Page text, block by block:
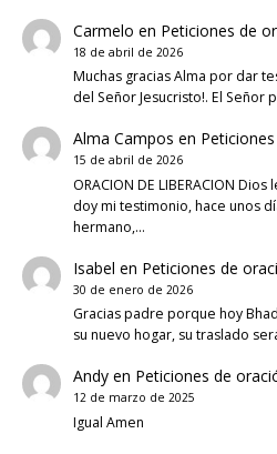
Carmelo en Peticiones de
18 de abril de 2026
Muchas gracias Alma por dar
del Señor Jesucristo!. El
Alma Campos en
15 de abril de 2026
ORACION DE LIBERACION
doy mi testimonio, hace unos
hermano,…
Isabel en Peticiones de
30 de enero de 2026
Gracias padre porque hoy
su nuevo hogar, su traslado
Andyen Peticiones de
12 de marzo de 2025
Igual Amen